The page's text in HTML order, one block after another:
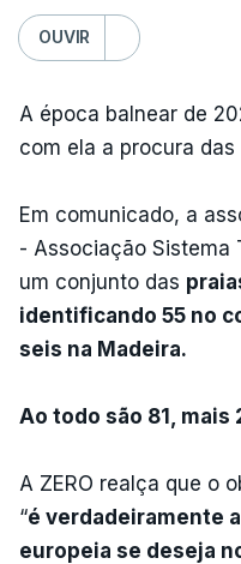
OUVIR
A época balnear de
com ela a procura das
Em comunicado, a
- Associação Sistema
um conjunto das
identificando 55 no
seis na Madeira.
Ao todo são 81, mais
A ZERO realça que o
“é verdadeiramente
europeia se deseja